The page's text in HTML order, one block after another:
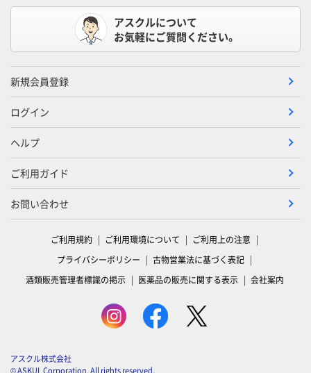
アスクルについて
お気軽にご質問ください。
新規会員登録
ログイン
ヘルプ
ご利用ガイド
お問い合わせ
ご利用規約 ご利用環境について
ご利用上の注意
プライバシーポリシー
古物営業法に基づく表記
酒類販売管理者標識の掲示
医薬品の販売に関する表示 会社案内
アスクル株式会社
© ASKUL Corporation. All rights reserved.